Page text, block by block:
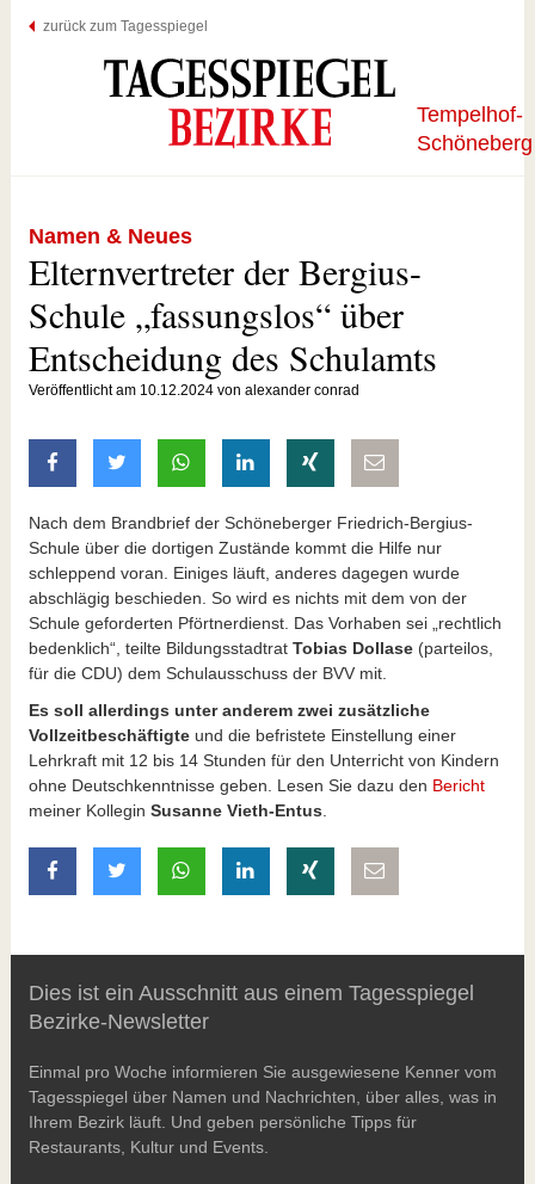
zurück zum Tagesspiegel
Tempelhof-
Schöneberg
Namen & Neues
Elternvertreter der Bergius-
Schule „fassungslos“ über
Entscheidung des Schulamts
Veröffentlicht am 10.12.2024 von alexander conrad
auf Facebook teilen
auf Twitter teilenmit Whatsapp teilen
auf LinkedIn teilen
auf Xing teilen
Nach dem Brandbrief der Schöneberger Friedrich-Bergius-
Schule über die dortigen Zustände kommt die Hilfe nur
schleppend voran. Einiges läuft, anderes dagegen wurde
abschlägig beschieden. So wird es nichts mit dem von der
Schule geforderten Pförtnerdienst. Das Vorhaben sei „rechtlich
bedenklich“, teilte Bildungsstadtrat Tobias Dollase(parteilos,
für die CDU) dem Schulausschuss der BVV mit.
Es soll allerdings unter anderem zwei zusätzliche
Vollzeitbeschäftigteund die befristete Einstellung einer
Lehrkraft mit 12 bis 14 Stunden für den Unterricht von Kindern
ohne Deutschkenntnisse geben. Lesen Sie dazu den Bericht
meiner Kollegin Susanne Vieth-Entus
auf Facebook teilen
auf Twitter teilenmit Whatsapp teilen
auf LinkedIn teilen
auf Xing teilen
Dies ist ein Ausschnitt aus einem Tagesspiegel
Bezirke-Newsletter
Einmal pro Woche informieren Sie ausgewiesene Kenner vom
Tagesspiegel über Namen und Nachrichten, über alles, was in
Ihrem Bezirk läuft. Und geben persönliche Tipps für
Restaurants, Kultur und Events.